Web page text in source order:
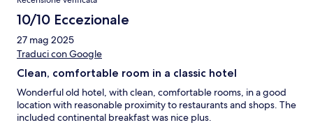
10/10 Eccezionale
27 mag 2025
Traduci con Google
Clean, comfortable room in a classic hotel
Wonderful old hotel, with clean, comfortable rooms, in a good
location with reasonable proximity to restaurants and shops. The
included continental breakfast was nice plus.